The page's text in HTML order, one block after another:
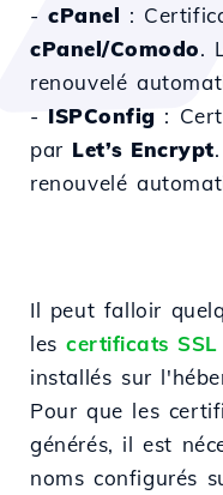
-cPanel :
cPanel/Comodo.
renouvelé
- ISPConfig :
par Let’s Encrypt
renouvelé
Il peut falloir
lescertificats SSL
installés sur
Pour que les
générés, il est
noms configurés